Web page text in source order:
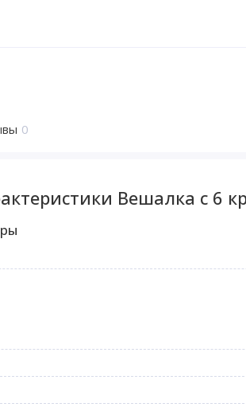
0
Вешалка с 6